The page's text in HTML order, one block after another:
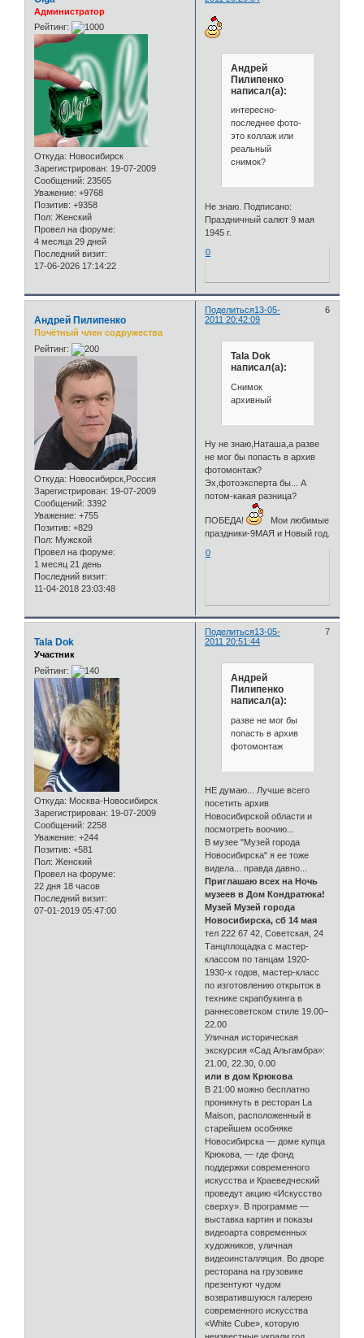
Администратор
Рейтинг:
Откуда: Новосибирск
Зарегистрирован: 19-07-2009
Сообщений: 23565
Уважение: +9768
Позитив: +9358
Пол: Женский
Провел на форуме:
4 месяца 29 дней
Последний визит:
17-06-2026 17:14:22
Андрей
Пилипенко
написал(а):
интересно-
последнее фото-
это коллаж или
реальный
снимок?
Не знаю. Подписано:
Праздничный салют 9 мая
1945 г.
0
Поделиться 6
13-05-
2011 20:42:09
Андрей Пилипенко
Почётный член содружества
Рейтинг:
Откуда: Новосибирск,Россия
Зарегистрирован: 19-07-2009
Сообщений: 3392
Уважение: +755
Позитив: +829
Пол: Мужской
Провел на форуме:
1 месяц 21 день
Последний визит:
11-04-2018 23:03:48
Tala Dok
написал(а):
Снимок
архивный
Ну не знаю,Наташа,а разве
не мог бы попасть в архив
фотомонтаж?
Эх,фотоэксперта бы... А
потом-какая разница?
ПОБЕДА!
Мои любимые
праздники-9МАЯ и Новый год.
0
Поделиться 7
13-05-
2011 20:51:44
Tala Dok
Участник
Рейтинг:
Откуда: Москва-Новосибирск
Зарегистрирован: 19-07-2009
Сообщений: 2258
Уважение: +244
Позитив: +581
Пол: Женский
Провел на форуме:
22 дня 18 часов
Последний визит:
07-01-2019 05:47:00
Андрей
Пилипенко
написал(а):
разве не мог бы
попасть в архив
фотомонтаж
НЕ думаю... Лучше всего
посетить архив
Новосибирской области и
посмотреть воочию...
В музее "Музей города
Новосибирска" я ее тоже
видела... правда давно...
Приглашаю всех на Ночь
музеев в Дом Кондратюка!
Музей Музей города
Новосибирска, сб 14 мая
тел 222 67 42, Советская, 24
Танцплощадка с мастер-
классом по танцам 1920-
1930-х годов, мастер-класс
по изготовлению открыток в
технике скрапбукинга в
раннесоветском стиле 19.00–
22.00
Уличная историческая
экскурсия «Сад Альгамбра»:
21.00, 22.30, 0.00
или в дом Крюкова
В 21:00 можно бесплатно
проникнуть в ресторан La
Maison, расположенный в
старейшем особняке
Новосибирска — доме купца
Крюкова, — где фонд
поддержки современного
искусства и Краеведческий
проведут акцию «Искусство
сверху». В программе —
выставка картин и показы
видеоарта современных
художников, уличная
видеоинсталляция. Во дворе
ресторана на грузовике
презентуют чудом
возвратившуюся галерею
современного искусства
«White Cube», которую